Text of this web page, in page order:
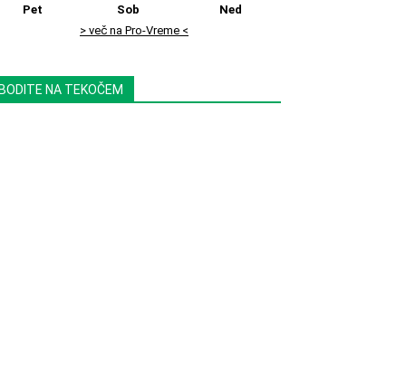
Pet
Sob
Ned
> več na Pro-Vreme <
NA TEKOČEM